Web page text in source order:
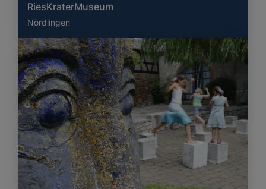
RiesKraterMuseum
Nördlingen